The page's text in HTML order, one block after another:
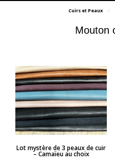
Cuirs et Peaux
Mouton
APERÇU RAPIDE
Lot mystère de 3 peaux de cuir
– Camaïeu au choix